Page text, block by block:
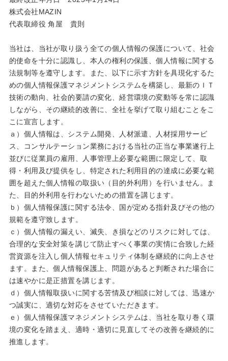
株式会社MAZIN
代表取締役 角屋 貴則
当社は、当社が取り扱う全ての個人情報の保護について、社会
的使命を十分に認識し、本人の権利の保護、個人情報に関する
法規制等を遵守します。また、以下に示す方針を具現化するた
めの個人情報保護マネジメントシステムを構築し、最新のＩＴ
技術の動向、社会的要請の変化、経営環境の変動等を常に認識
しながら、その継続的改善に、全社を挙げて取り組むことをこ
こに宣言します。
ａ）個人情報は、システム開発、人材派遣、人材採用サービ
ス、コンサルテーション業務における当社の正当な事業遂行上
並びに従業員の雇用、人事管理上必要な範囲に限定して、取
得・利用及び提供をし、特定された利用目的の達成に必要な範
囲を超えた個人情報の取扱い（目的外利用）を行いません。ま
た、目的外利用を行わないための措置を講じます。
ｂ）個人情報保護に関する法令、国が定める指針及びその他の
規範を遵守致します。
ｃ）個人情報の漏えい、滅失、き損などのリスクに対しては、
合理的な安全対策を講じて防止すべく事業の実情に合致した経
営資源を注入し個人情報セキュリティ体制を継続的に向上させ
ます。また、個人情報保護上、問題があると判断された場合に
は速やかに是正措置を講じます。
ｄ）個人情報取扱いに関する苦情及び相談に対しては、迅速か
つ誠実に、適切な対応をさせていただきます。
ｅ）個人情報保護マネジメントシステムは、当社を取り巻く環
境の変化を踏まえ、適時・適切に見直してその改善を継続的に
推進します。